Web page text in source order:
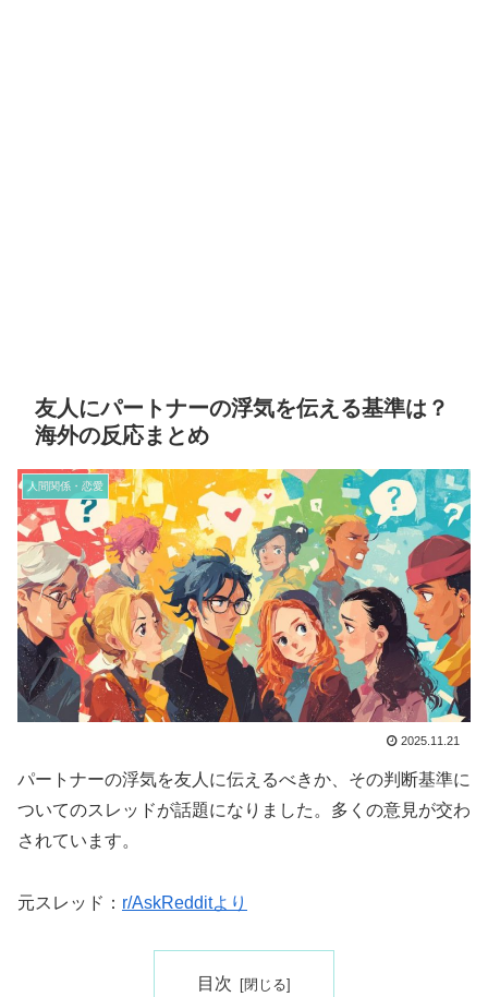
友人にパートナーの浮気を伝える基準は？
海外の反応まとめ
人間関係・恋愛
2025.11.21
パートナーの浮気を友人に伝えるべきか、その判断基準に
ついてのスレッドが話題になりました。多くの意見が交わ
されています。
元スレッド： r/AskRedditより
目次